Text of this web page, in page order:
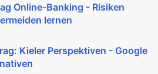
Online-Banking - Risiken
lernen
Kieler Perspektiven - Google